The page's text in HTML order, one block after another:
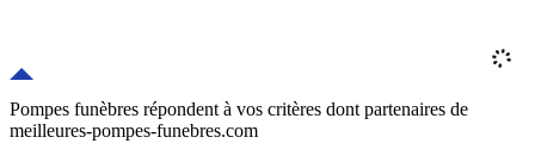
Pompes funèbres répondent à vos critères dont partenaires de
meilleures-pompes-funebres.com